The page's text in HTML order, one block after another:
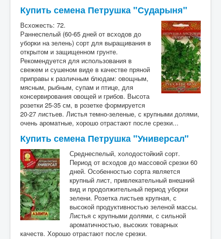
Купить семена Петрушка "Сударыня"
Всхожесть: 72.
Раннеспелый (60-65 дней от всходов до
уборки на зелень) сорт для выращивания в
открытом и защищенном грунте.
Рекомендуется для использования в
свежем и сушеном виде в качестве пряной
приправы к различным блюдам: овощным,
мясным, рыбным, супам и птице, для
консервирования овощей и грибов. Высота
розетки 25-35 см, в розетке формируется
20-27 листьев. Листья темно-зеленые, с крупными долями,
очень ароматные, хорошо отрастают после срезки...
Купить семена Петрушка "Универсал"
Среднеспелый, холодостойкий сорт.
Период от всходов до массовой срезки 60
дней. Особенностью сорта является
крупный лист, привлекательный внешний
вид и продолжительный период уборки
зелени. Розетка листьев крупная, с
высокой продуктивностью зеленой массы.
Листья с крупными долями, с сильной
ароматичностью, высоких товарных
качеств. Хорошо отрастают после срезки.